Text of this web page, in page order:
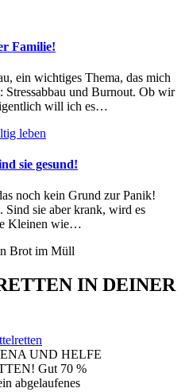
Familie!
Stressabbau und Burnout. Ob wir
will ich es…
leben
sie gesund!
sie aber krank, wird es
Kleinen wie…
IN DEINER
UND HELFE
Gut 70 %
abgelaufenes